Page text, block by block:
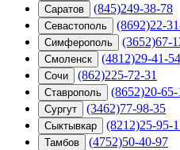
Саратов (845)249-38-78
Севастополь (8692)22-
Симферополь (3652)67-
Смоленск (4812)29-41-54
Сочи (862)225-72-31
Ставрополь (8652)20-65-
Сургут (3462)77-98-35
Сыктывкар (8212)25-95-
Тамбов (4752)50-40-97